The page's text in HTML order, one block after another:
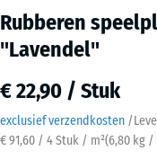
Rubberen
"Lavendel"
€ 22,90 / Stuk
exclusief verzendkosten /
€ 91,60 / 4 Stuk / m²(6,80 kg /